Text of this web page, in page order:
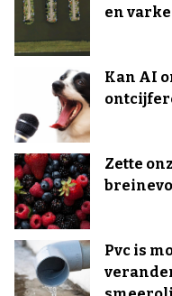
en
Kan AI
Zette
Pvc is